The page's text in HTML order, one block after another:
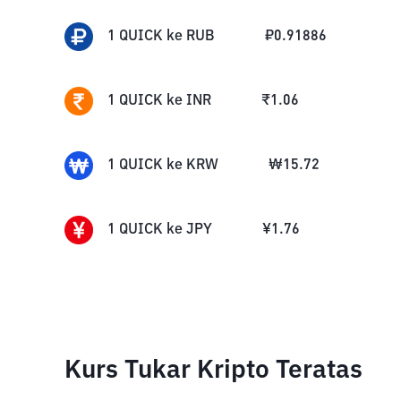
1 QUICK ke RUB ₽0.91886
1 QUICK ke INR ₹1.06
1 QUICK ke KRW ₩15.72
1 QUICK ke JPY ¥1.76
Kurs Tukar Kripto Teratas